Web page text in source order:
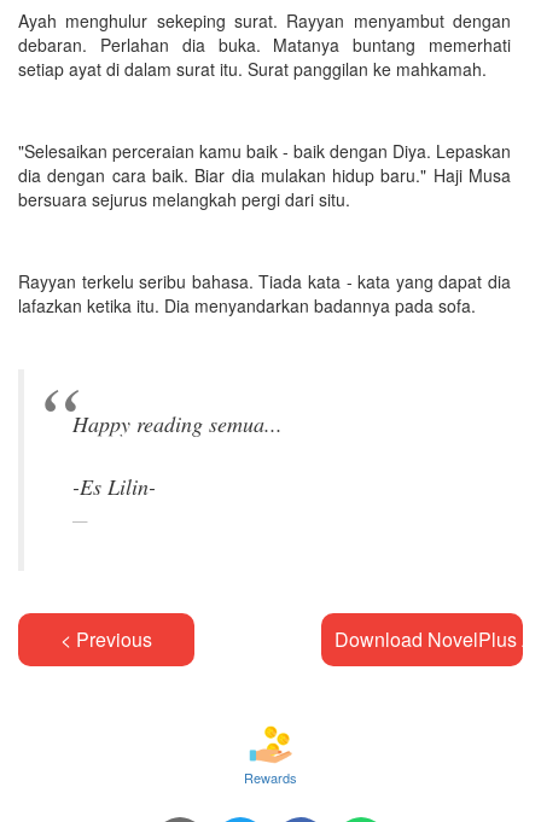
Ayah menghulur sekeping surat. Rayyan menyambut dengan
debaran. Perlahan dia buka. Matanya buntang memerhati
setiap ayat di dalam surat itu. Surat panggilan ke mahkamah.
"Selesaikan perceraian kamu baik - baik dengan Diya. Lepaskan
dia dengan cara baik. Biar dia mulakan hidup baru." Haji Musa
bersuara sejurus melangkah pergi dari situ.
Rayyan terkelu seribu bahasa. Tiada kata - kata yang dapat dia
lafazkan ketika itu. Dia menyandarkan badannya pada sofa.
Happy reading semua...
< Previous Download NovelPlus
Rewards